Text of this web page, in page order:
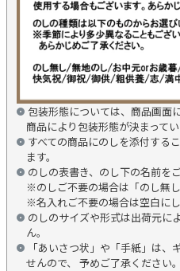
包装形態については、商品画面
商品により包装形態が決まってい
すべての商品にのしを添付する
ます。
のしの表書き、のし下の名前を
※のしご不要の場合は「のし無
※名入れご不要の場合は空白にし
のしのサイズや形式は出荷元に
ん。
「あいさつ状」や「手紙」は
せんので、 予めご了承ください。